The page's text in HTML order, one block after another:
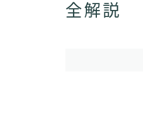
全解説